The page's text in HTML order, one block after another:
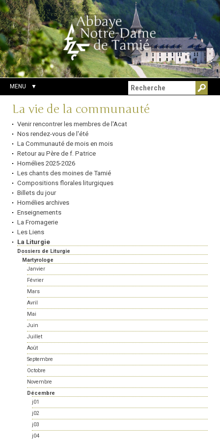
Aller
au
contenu.
|
Aller
à
la
navigation
Outils
personnels
Chercher par
Recherche
avancée…
MENU
Navigation
La vie de la communauté
Venir rencontrer les membres de l'Acat
Nos rendez-vous de l'été
La Communauté de mois en mois
Retour au Père de f. Patrice
Homélies 2025-2026
Les chants des moines de Tamié
Compositions florales liturgiques
Billets du jour
Homélies archives
Enseignements
La Fromagerie
Les Liens
La Liturgie
Dossiers de Liturgie
Martyrologe
Janvier
Février
Mars
Avril
Mai
Juin
Juillet
Août
Septembre
Octobre
Novembre
Décembre
j01
j02
j03
j04